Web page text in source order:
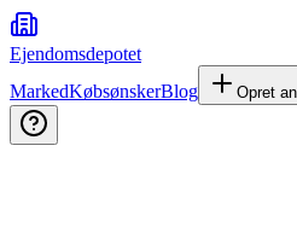
Ejendomsdepotet
MarkedKøbsønskerBlog Opret